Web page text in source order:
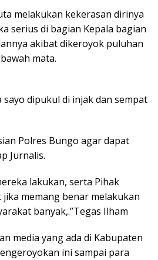
melakukan kekerasan dirinya
serius di bagian Kepala bagian
akibat dikeroyok puluhan
mata.
dipukul di injak dan sempat
Polres Bungo agar dapat
Jurnalis.
lakukan, serta Pihak
memang benar melakukan
banyak,.”Tegas Ilham
media yang ada di Kabupaten
ini sampai para